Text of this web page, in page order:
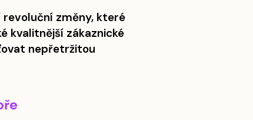
změny, které
kvalitnější zákaznické
nepřetržitou